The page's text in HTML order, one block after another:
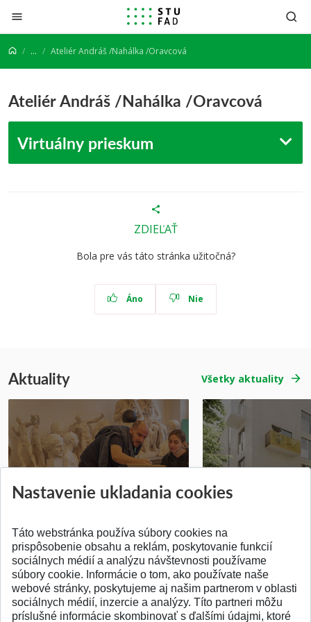
Prejsť na obsah
... Ateliér Andráš /Nahálka /Oravcová
Ateliér Andráš /Nahálka /Oravcová
Virtuálny prieskum
ZDIEĽAŤ
Bola pre vás táto stránka užitočná?
Áno Nie
Aktuality Všetky aktuality
Pridané 14.07.2026 Pridané 03.07.2026
SPÄŤ NA VRCH
Nastavenie ukladania cookies
Táto webstránka používa súbory cookies na
prispôsobenie obsahu a reklám, poskytovanie funkcií
sociálnych médií a analýzu návštevnosti používame
súbory cookie. Informácie o tom, ako používate naše
webové stránky, poskytujeme aj našim partnerom v oblasti
sociálnych médií, inzercie a analýzy. Títo partneri môžu
príslušné informácie skombinovať s ďalšími údajmi, ktoré